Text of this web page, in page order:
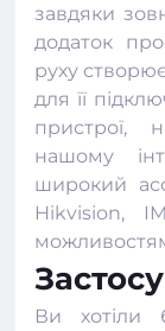
завдяки
додаток
руху
для її
пристрої,
нашому
широкий
Hikvision,
Ви хотіли